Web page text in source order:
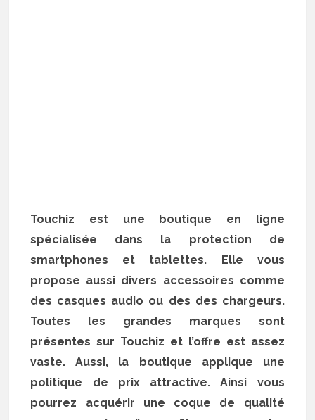
Touchiz est une boutique en ligne
spécialisée dans la protection de
smartphones et tablettes. Elle vous
propose aussi divers accessoires comme
des casques audio ou des des chargeurs.
Toutes les grandes marques sont
présentes sur Touchiz et l’offre est assez
vaste. Aussi, la boutique applique une
politique de prix attractive. Ainsi vous
pourrez acquérir une coque de qualité